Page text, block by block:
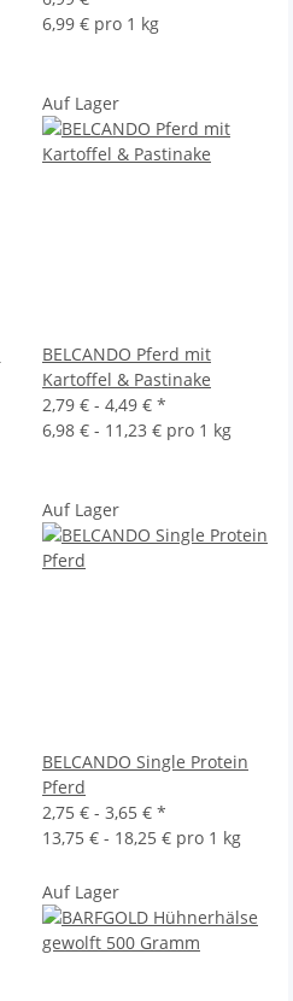
6,99 € pro 1 kg
Auf Lager
BELCANDO Pferd mit
Kartoffel & Pastinake
2,79 € - 4,49 € *
6,98 € - 11,23 € pro 1 kg
Auf Lager
BELCANDO Single Protein
Pferd
2,75 € - 3,65 € *
13,75 € - 18,25 € pro 1 kg
Auf Lager